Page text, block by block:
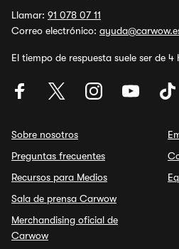
Llamar: 91 078 07 11
Correo electrónico:
El tiempo de respuesta suele ser de 4
Sobre nosotros
Preguntas frecuentes
Recursos para Medios
Sala de prensa Carwow
Merchandising oficial de
Carwow